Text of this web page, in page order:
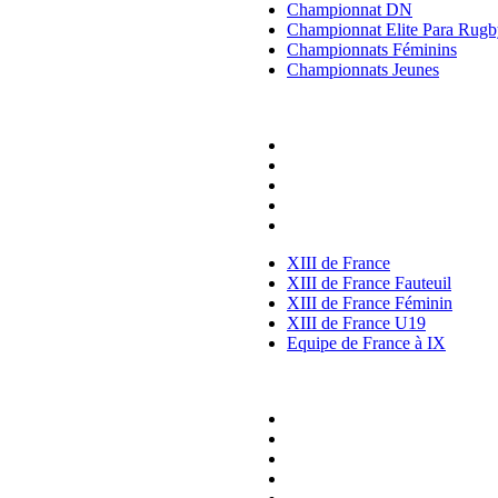
Championnat DN
Championnat Elite Para
Championnats Féminins
Championnats Jeunes
XIII de France
XIII de France Fauteuil
XIII de France Féminin
XIII de France U19
Equipe de France à IX